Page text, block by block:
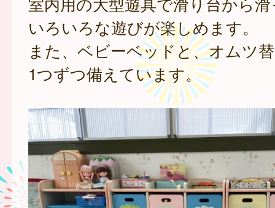
いろいろな遊びが楽しめます。
また、ベビーベッドと、オムツ
1つずつ備えています。